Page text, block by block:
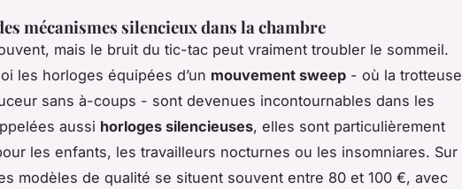
mécanismes silencieux dans la chambre
mais le bruit du tic-tac peut vraiment troubler le sommeil.
les horloges équipées d’un mouvement sweep - où la trotteuse
sans à-coups - sont devenues incontournables dans les
aussi horloges silencieuses, elles sont particulièrement
les enfants, les travailleurs nocturnes ou les insomniares. Sur
modèles de qualité se situent souvent entre 80 et 100 €, avec